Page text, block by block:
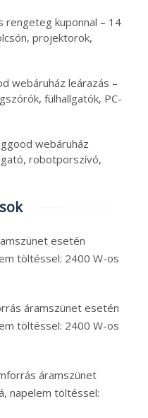
rengeteg kuponnal – 14
projektorok,
webáruház leárazás –
fülhallgatók, PC-
webáruház
robotporszívó,
esetén
töltéssel: 2400 W-os
áramszünet esetén
töltéssel: 2400 W-os
áramszünet
napelem töltéssel: